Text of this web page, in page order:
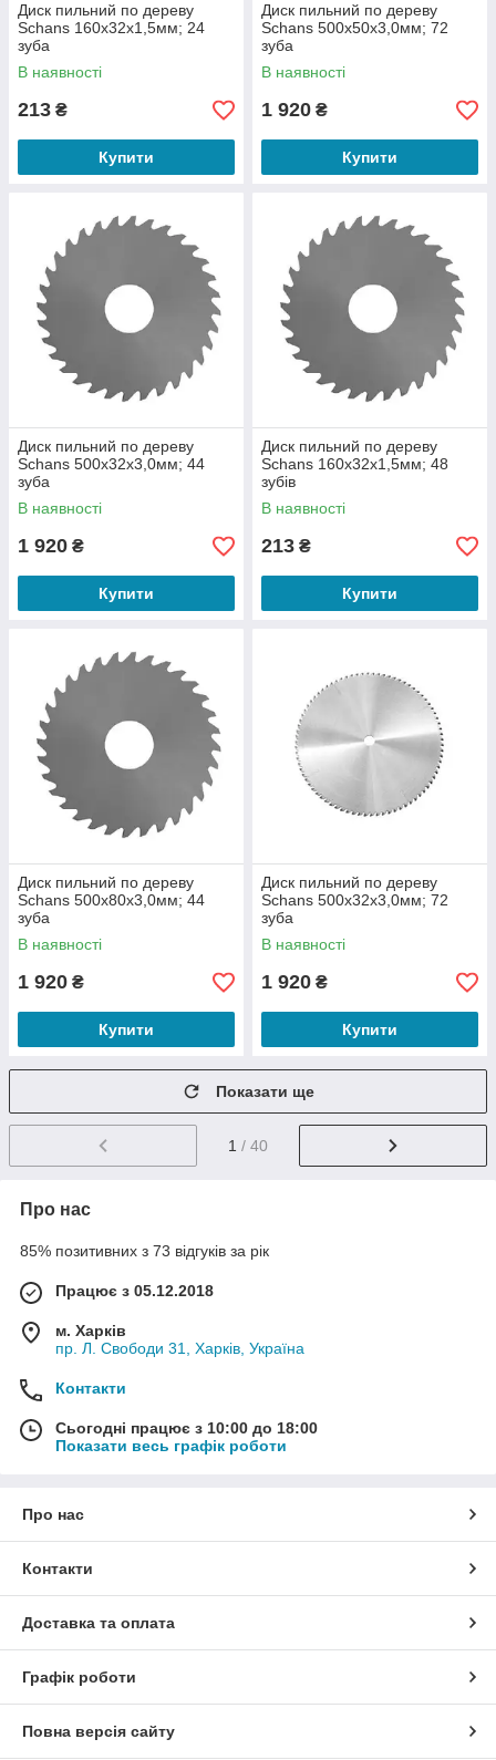
Диск пильний по дереву
Schans 160х32х1,5мм; 24
зуба
В наявності
213 ₴
Купити
Диск пильний по дереву
Schans 500х50х3,0мм; 72
зуба
В наявності
1 920 ₴
Купити
Диск пильний по дереву
Schans 500х32х3,0мм; 44
зуба
В наявності
1 920 ₴
Купити
Диск пильний по дереву
Schans 160х32х1,5мм; 48
зубів
В наявності
213 ₴
Купити
Диск пильний по дереву
Schans 500х80х3,0мм; 44
зуба
В наявності
1 920 ₴
Купити
Диск пильний по дереву
Schans 500х32х3,0мм; 72
зуба
В наявності
1 920 ₴
Купити
Показати ще
1 / 40
Про нас
85% позитивних з 73 відгуків за рік
Працює з 05.12.2018
м. Харків
пр. Л. Свободи 31, Харків, Україна
Контакти
Сьогодні працює з 10:00 до 18:00
Показати весь графік роботи
Про нас
Контакти
Доставка та оплата
Графік роботи
Повна версія сайту